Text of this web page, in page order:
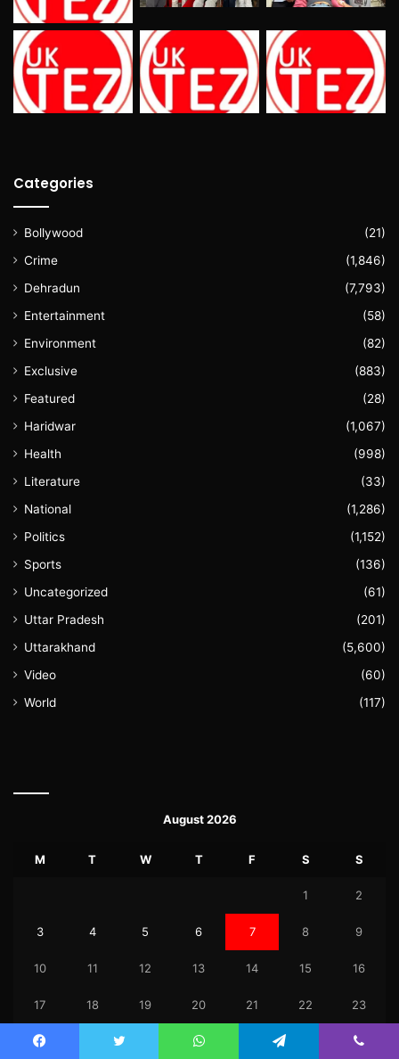
Categories
Bollywood
(21)
Crime
(1,846)
Dehradun
(7,793)
Entertainment
(58)
Environment
(82)
Exclusive
(883)
Featured
(28)
Haridwar
(1,067)
Health
(998)
Literature
(33)
National
(1,286)
Politics
(1,152)
Sports
(136)
Uncategorized
(61)
Uttar Pradesh
(201)
Uttarakhand
(5,600)
Video
(60)
World
(117)
August 2026
M T W T F S S
1 2
3 4 5 6 7 8 9
10 11 12 13 14 15 16
17 18 19 20 21 22 23
24 27
30